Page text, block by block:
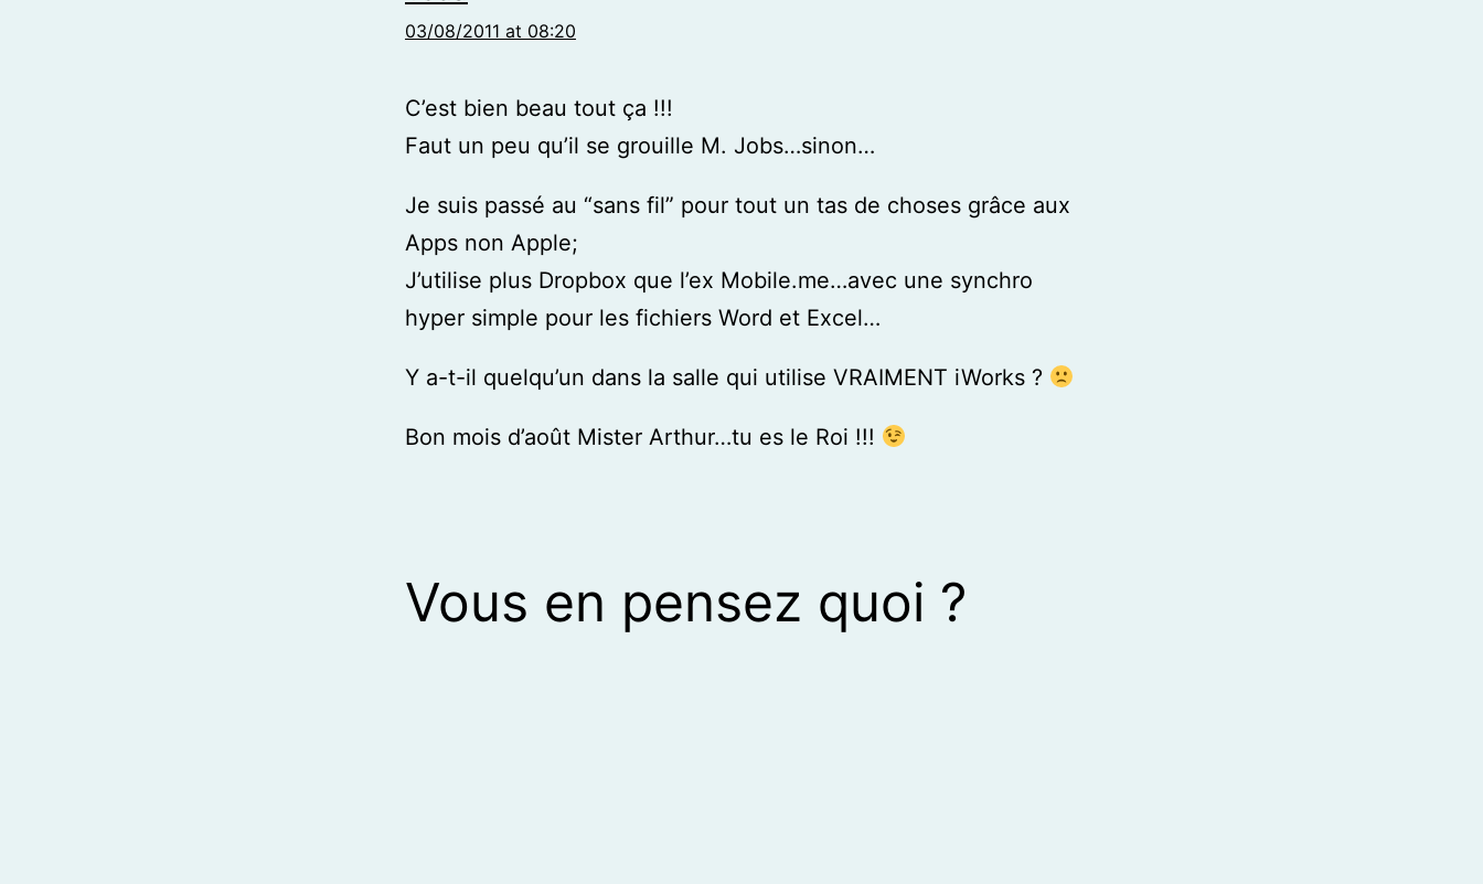
03/08/2011 at 08:20
C’est bien beau tout ça !!!
Faut un peu qu’il se grouille M. Jobs…sinon…
Je suis passé au “sans fil” pour tout un tas de choses grâce aux
Apps non Apple;
J’utilise plus Dropbox que l’ex Mobile.me…avec une synchro
hyper simple pour les fichiers Word et Excel…
Y a-t-il quelqu’un dans la salle qui utilise VRAIMENT iWorks ?
Bon mois d’août Mister Arthur…tu es le Roi !!!
Vous en pensez quoi ?